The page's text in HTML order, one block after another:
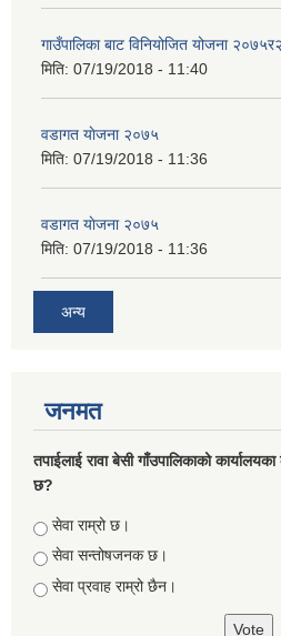
गाउँपालिका बाट विनियोजित योजना
मिति: 07/19/2018 - 11:40
वडागत याेजना २०७५
मिति: 07/19/2018 - 11:36
वडागत याेजना २०७५
मिति: 07/19/2018 - 11:36
अन्य
जनमत
तपाईलाई रावा बेसी गाँउपालिकाको
छ?
Choices
सेवा राम्रो छ।
सेवा सन्तोषजनक छ।
सेवा प्रवाह राम्रो छैन।